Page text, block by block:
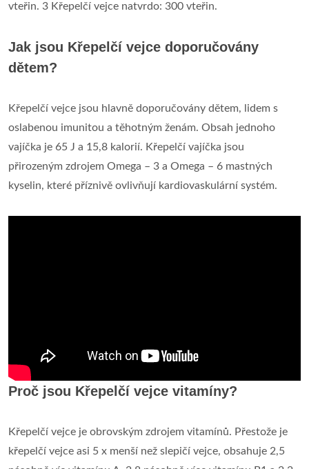
vteřin. 3 Křepelčí vejce natvrdo: 300 vteřin.
Jak jsou Křepelčí vejce doporučovány
dětem?
Křepelčí vejce jsou hlavně doporučovány dětem, lidem s
oslabenou imunitou a těhotným ženám. Obsah jednoho
vajíčka je 65 J a 15,8 kalorií. Křepelčí vajíčka jsou
přirozeným zdrojem Omega – 3 a Omega – 6 mastných
kyselin, které příznivě ovlivňují kardiovaskulární systém.
Proč jsou Křepelčí vejce vitamíny?
Křepelčí vejce je obrovským zdrojem vitamínů. Přestože je
křepelčí vejce asi 5 x menší než slepičí vejce, obsahuje 2,5